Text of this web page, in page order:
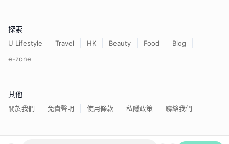
探索
U Lifestyle Travel HK Beauty Food
Blog
e-zone
其他
關於我們 免責聲明 使用條款 私隱政策 聯絡我們